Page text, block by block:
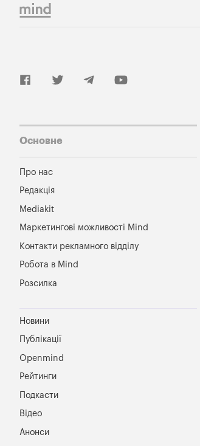
Основне
Про нас
Редакція
Mediakit
Маркетингові можливості Mind
Контакти рекламного відділу
Робота в Mind
Розсилка
Новини
Публікації
Openmind
Рейтинги
Подкасти
Відео
Анонси